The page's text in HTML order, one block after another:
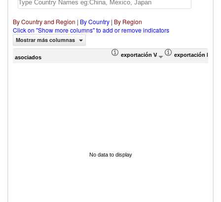
By Country and Region | By Country | By Region
Click on "Show more columns" to add or remove indicators
Mostrar más columnas
asociados exportación Valor del comercio (en
exportación
No data to display